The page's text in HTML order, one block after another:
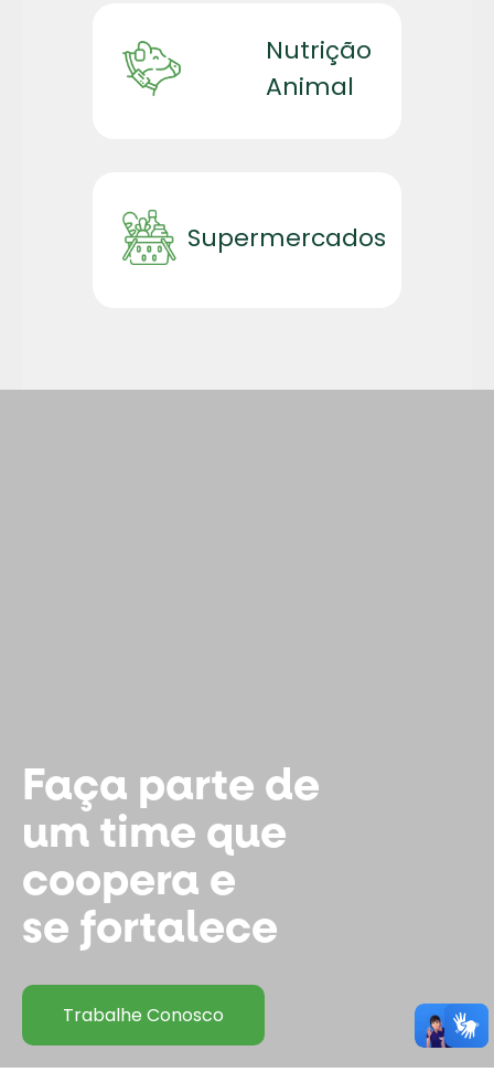
Nutrição
Animal
Supermercados
Faça parte de
um time que
coopera e
se fortalece
Trabalhe Conosco